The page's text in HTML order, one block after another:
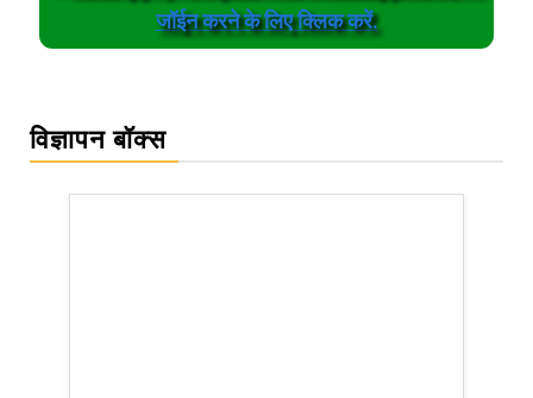
जॉईन करने के लिए क्लिक करें.
विज्ञापन बॉक्स